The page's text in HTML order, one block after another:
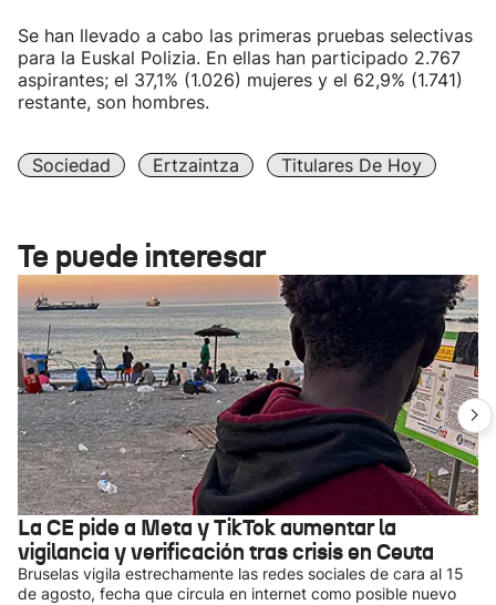
Se han llevado a cabo las primeras pruebas selectivas
para la Euskal Polizia. En ellas han participado 2.767
aspirantes; el 37,1% (1.026) mujeres y el 62,9% (1.741)
restante, son hombres.
Sociedad Ertzaintza Titulares De Hoy
Te puede interesar
La CE pide a Meta y TikTok aumentar la
vigilancia y verificación tras crisis en Ceuta
Bruselas vigila estrechamente las redes sociales de cara al 15
de agosto, fecha que circula en internet como posible nuevo